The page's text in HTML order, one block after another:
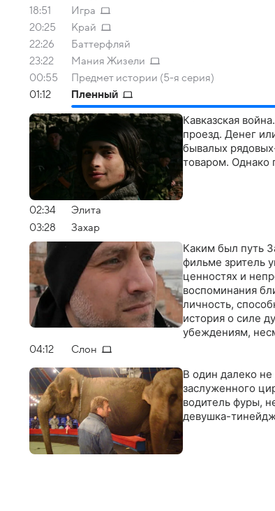
18:51
Игра
20:25
Край
22:26
Баттерфляй
23:22
Мания Жизели
00:55
Предмет истории (5-я серия)
01:12
Пленный
Кавказская
проезд. Денег
бывалых
товаром. Однако
02:34
Элита
03:28
Захар
Каким был путь
фильме зритель
ценностях и
воспоминания
личность,
история о силе
убеждениям,
04:12 Слон
В один далеко
заслуженного
водитель фуры,
девушка-